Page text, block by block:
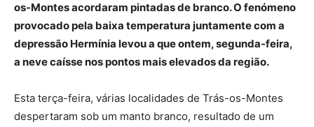
os-Montes acordaram pintadas de branco. O fenómeno
provocado pela baixa temperatura juntamente com a
depressão Hermínia levou a que ontem, segunda-feira,
a neve caísse nos pontos mais elevados da região.
Esta terça-feira, várias localidades de Trás-os-Montes
despertaram sob um manto branco, resultado de um